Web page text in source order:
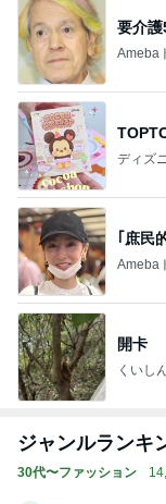
要介護
Ameba
ディズ
｢庶
Ameba
開卡
くいし
ジャンルランキ
30代〜ファッション